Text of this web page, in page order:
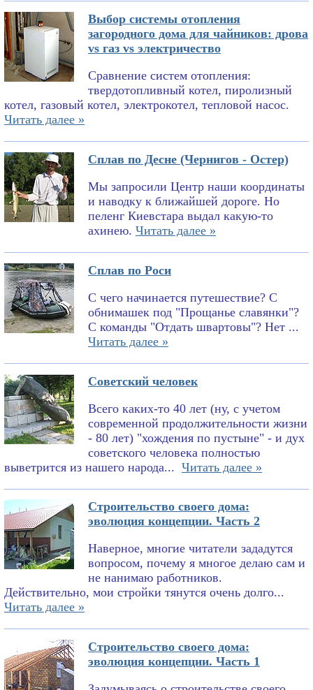
Выбор системы отопления
загородного дома для чайников: дрова
vs газ vs электричество
Сравнение систем отопления:
твердотопливный котел, пиролизный
котел, газовый котел, электрокотел, тепловой насос.
Читать далее »
Сплав по Десне (Чернигов - Остер)
Мы запросили Центр наши координаты
и наводку к ближайшей дороге. Но
пеленг Киевстара выдал какую-то
ахинею. Читать далее »
Сплав по Роси
С чего начинается путешествие? С
обнимашек под "Прощанье славянки"?
С команды "Отдать швартовы"? Нет ...
Читать далее »
Советский человек
Всего каких-то 40 лет (ну, с учетом
современной продолжительности жизни
- 80 лет) "хождения по пустыне" - и дух
советского человека полностью
выветрится из нашего народа... Читать далее »
Строительство своего дома:
эволюция концепции. Часть 2
Наверное, многие читатели зададутся
вопросом, почему я многое делаю сам и
не нанимаю работников.
Действительно, мои стройки тянутся очень долго...
Читать далее »
Строительство своего дома:
эволюция концепции. Часть 1